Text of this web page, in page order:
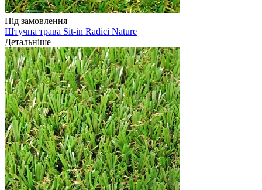
Під замовлення
Штучна трава Sit-in Radici Nature
Детальніше